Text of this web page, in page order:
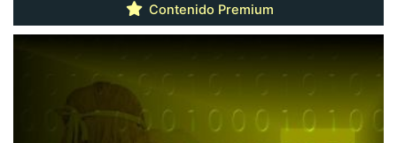
Contenido Premium